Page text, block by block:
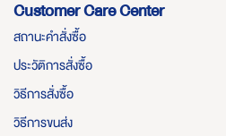
Customer Care Center
สถานะคำสั่งซื้อ
ประวัติการสั่งซื้อ
วิธีการสั่งซื้อ
วิธีการขนส่ง